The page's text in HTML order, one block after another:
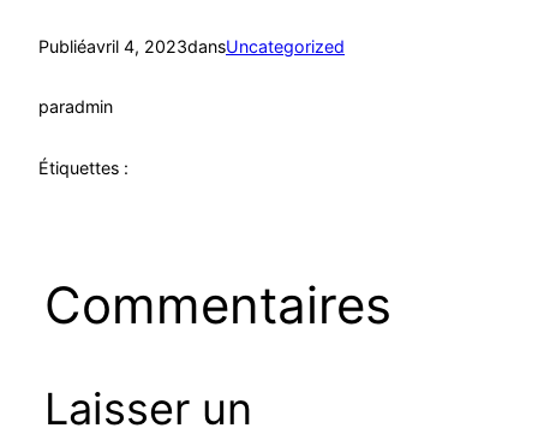
Publiéavril 4, 2023dansUncategorized
paradmin
Étiquettes :
Commentaires
Laisser un